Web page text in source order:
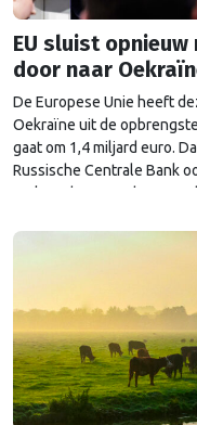
EU sluist
door naar
De Europese Unie heeft
Oekraïne uit de
gaat om 1,4 miljard euro.
Russische Centrale Bank
parkeerde. De EU bevroor